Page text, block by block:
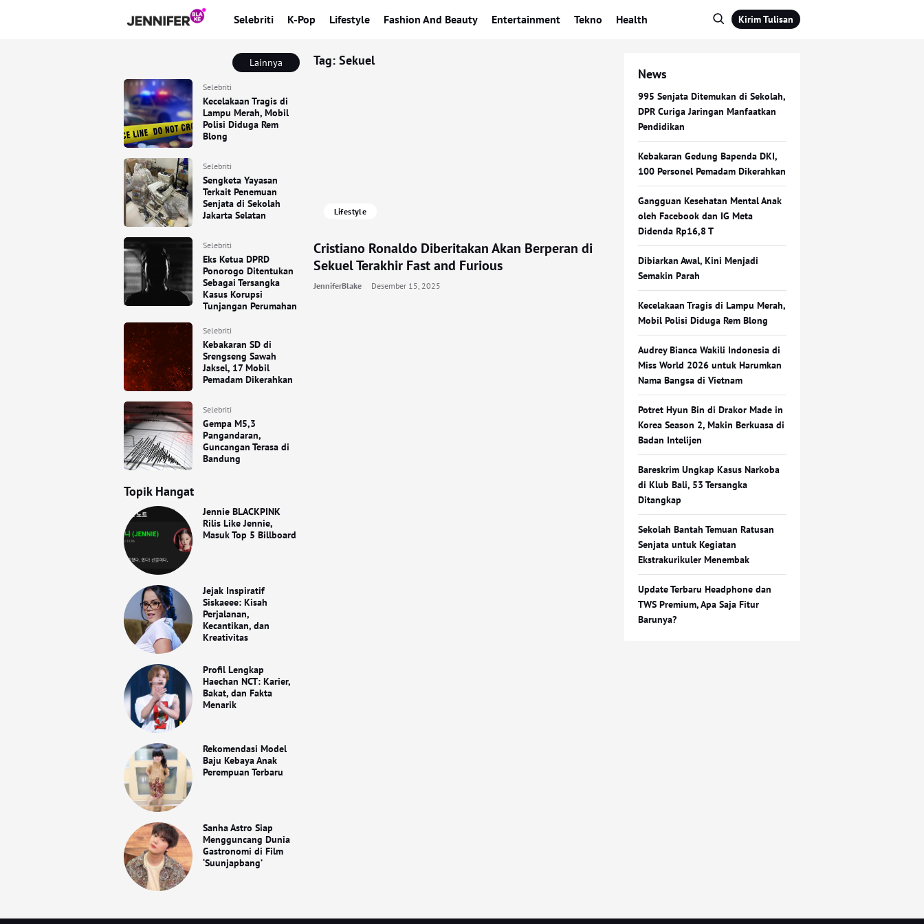
Selebriti K-Pop Lifestyle Fashion And Beauty Entertainment Tekno Health Kirim Tulisan
Lainnya
Selebriti
Kecelakaan Tragis di
Lampu Merah, Mobil
Polisi Diduga Rem
Blong
Selebriti
Sengketa Yayasan
Terkait Penemuan
Senjata di Sekolah
Jakarta Selatan
Selebriti
Eks Ketua DPRD
Ponorogo Ditentukan
Sebagai Tersangka
Kasus Korupsi
Tunjangan Perumahan
Selebriti
Kebakaran SD di
Srengseng Sawah
Jaksel, 17 Mobil
Pemadam Dikerahkan
Selebriti
Gempa M5,3
Pangandaran,
Guncangan Terasa di
Bandung
Topik Hangat
Jennie BLACKPINK
Rilis Like Jennie,
Masuk Top 5 Billboard
Jejak Inspiratif
Siskaeee: Kisah
Perjalanan,
Kecantikan, dan
Kreativitas
Profil Lengkap
Haechan NCT: Karier,
Bakat, dan Fakta
Menarik
Rekomendasi Model
Baju Kebaya Anak
Perempuan Terbaru
Sanha Astro Siap
Mengguncang Dunia
Gastronomi di Film
‘Suunjapbang’
Tag: Sekuel
Lifestyle
Cristiano Ronaldo Diberitakan Akan Berperan di
Sekuel Terakhir Fast and Furious
JenniferBlake Desember 15, 2025
News
995 Senjata Ditemukan di Sekolah,
DPR Curiga Jaringan Manfaatkan
Pendidikan
Kebakaran Gedung Bapenda DKI,
100 Personel Pemadam Dikerahkan
Gangguan Kesehatan Mental Anak
oleh Facebook dan IG Meta
Didenda Rp16,8 T
Dibiarkan Awal, Kini Menjadi
Semakin Parah
Kecelakaan Tragis di Lampu Merah,
Mobil Polisi Diduga Rem Blong
Audrey Bianca Wakili Indonesia di
Miss World 2026 untuk Harumkan
Nama Bangsa di Vietnam
Potret Hyun Bin di Drakor Made in
Korea Season 2, Makin Berkuasa di
Badan Intelijen
Bareskrim Ungkap Kasus Narkoba
di Klub Bali, 53 Tersangka
Ditangkap
Sekolah Bantah Temuan Ratusan
Senjata untuk Kegiatan
Ekstrakurikuler Menembak
Update Terbaru Headphone dan
TWS Premium, Apa Saja Fitur
Barunya?